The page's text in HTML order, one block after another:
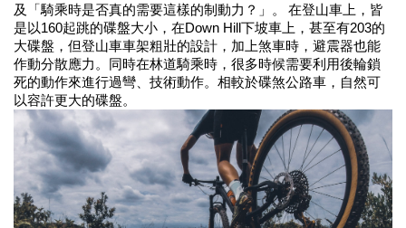
及「騎乘時是否真的需要這樣的制動力？」。
在登山車上，皆
是以160起跳的碟盤大小，在Down Hill下坡車上，甚至有203的
大碟盤，但登山車車架粗壯的設計，加上煞車時，避震器也能
作動分散應力。同時在林道騎乘時，很多時候需要利用後輪鎖
死的動作來進行過彎、技術動作。相較於碟煞公路車，自然可
以容許更大的碟盤。